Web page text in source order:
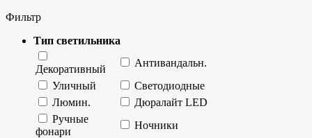
Фильтр
Тип светильника
Декоративный
Антивандальн.
Уличный
Светодиодные
Люмин.
Дюралайт LED
Ручные
фонари
Ночники